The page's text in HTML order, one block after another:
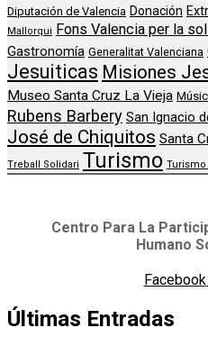
Diputación de Valencia Donación
Mallorqui
Fons Valencia per la
Gastronomía Generalitat Valenciana
Jesuiticas Misiones
Museo Santa Cruz La Vieja
Rubens Barbery San Ignacio
José de Chiquitos Santa
Treball Solidari Turismo
Centro Para La
Humano
Facebook
Últimas Entradas